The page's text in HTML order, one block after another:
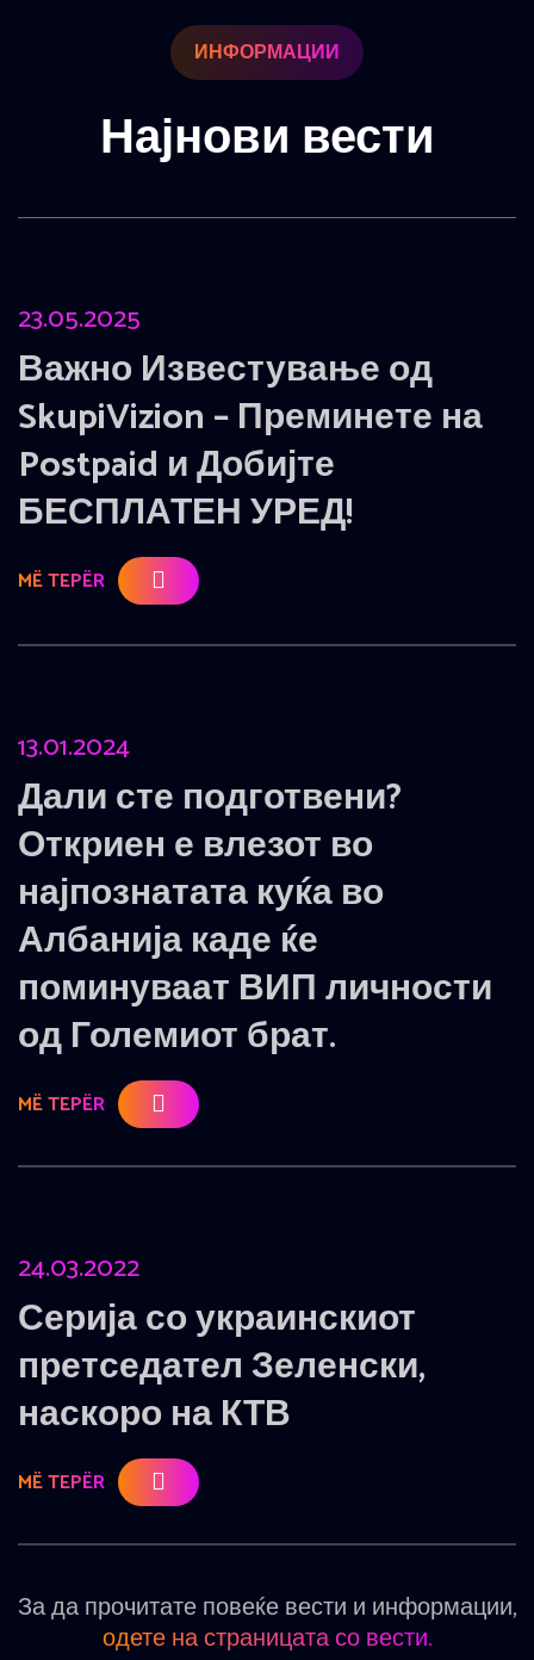
ИНФОРМАЦИИ
Најнови вести
23.05.2025
Важно Известување од
SkupiVizion – Преминете на
Postpaid и Добијте
БЕСПЛАТЕН УРЕД!
MË TEPËR
13.01.2024
Дали сте подготвени?
Откриен е влезот во
најпознатата куќа во
Албанија каде ќе
поминуваат ВИП личности
од Големиот брат.
MË TEPËR
24.03.2022
Серија со украинскиот
претседател Зеленски,
наскоро на КТВ
MË TEPËR
За да прочитате повеќе вести и информации,
одете на страницата со вести.